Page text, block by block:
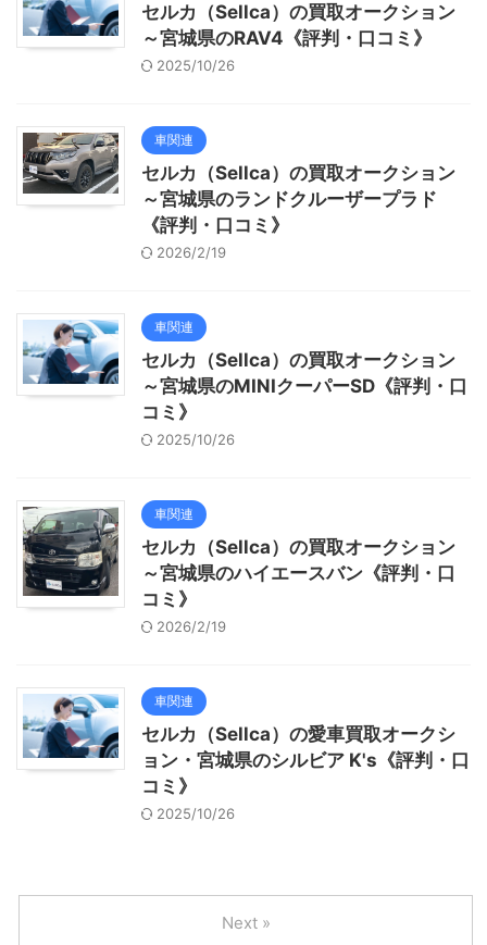
セルカ（Sellca）の買取オークション
～宮城県のRAV4《評判・口コミ》
2025/10/26
車関連
セルカ（Sellca）の買取オークション
～宮城県のランドクルーザープラド
《評判・口コミ》
2026/2/19
車関連
セルカ（Sellca）の買取オークション
～宮城県のMINIクーパーSD《評判・口
コミ》
2025/10/26
車関連
セルカ（Sellca）の買取オークション
～宮城県のハイエースバン《評判・口
コミ》
2026/2/19
車関連
セルカ（Sellca）の愛車買取オークシ
ョン・宮城県のシルビア K's《評判・口
コミ》
2025/10/26
Next »